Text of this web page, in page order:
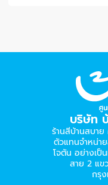
บริษัท
ร้านสีบ้านสบา
ตัวแทนจำหน่า
โจตัน อย่างเ
สาย 2 แข
กรุ